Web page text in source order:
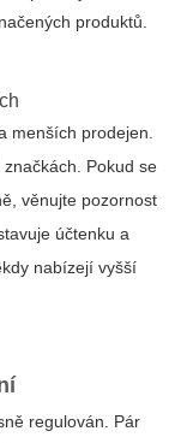
produktů.
menších prodejen.
Pokud se
věnujte pozornost
účtenku a
nabízejí vyšší
regulován. Pár